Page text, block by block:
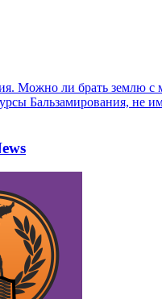
Можно ли брать землю с
Бальзамирования, не